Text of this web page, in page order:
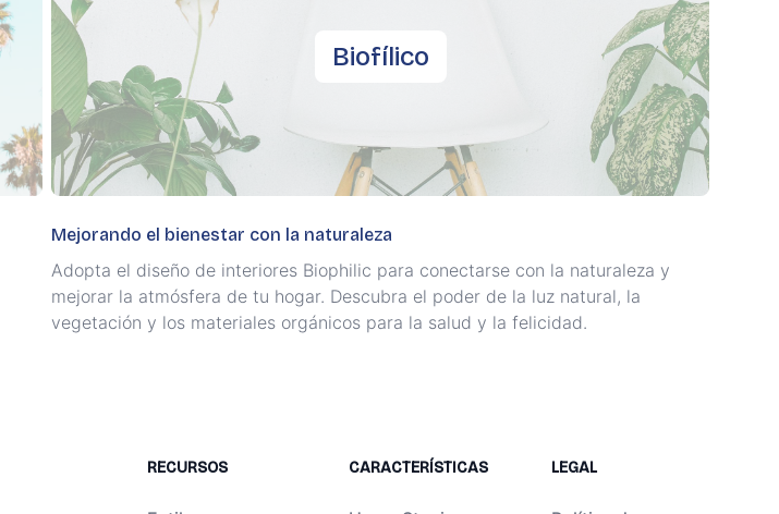
Biofílico
Mejorando el bienestar con la naturaleza
Adopta el diseño de interiores Biophilic para conectarse con la naturaleza y
mejorar la atmósfera de tu hogar. Descubra el poder de la luz natural, la
vegetación y los materiales orgánicos para la salud y la felicidad.
RECURSOS CARACTERÍSTICAS LEGAL